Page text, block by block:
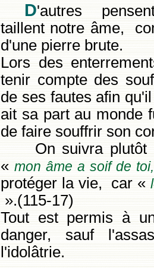
D'autres
taillent notre âme,
d'une pierre brute.
Lors des
tenir compte des
de ses fautes afin
ait sa part au monde
de faire souffrir son
On suivra plutôt
« mon âme a soif de
protéger la vie, car «
».(115-17)
Tout est permis à
danger, sauf
l'idolâtrie.